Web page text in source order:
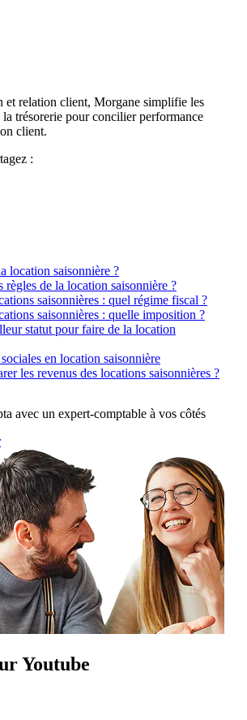
et relation client, Morgane simplifie les
la trésorerie pour concilier performance
client.
:
location saisonnière ?
règles de la location saisonnière ?
saisonnières : quel régime fiscal ?
saisonnières : quelle imposition ?
statut pour faire de la location
en location saisonnière
les revenus des locations saisonnières ?
avec un expert-comptable à vos côtés
Youtube